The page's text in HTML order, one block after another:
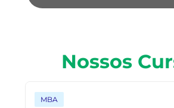
Nossos
MBA